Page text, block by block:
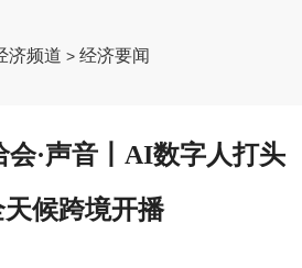
济频道 >经济要闻
会·声音丨AI数字人打头
天候跨境开播